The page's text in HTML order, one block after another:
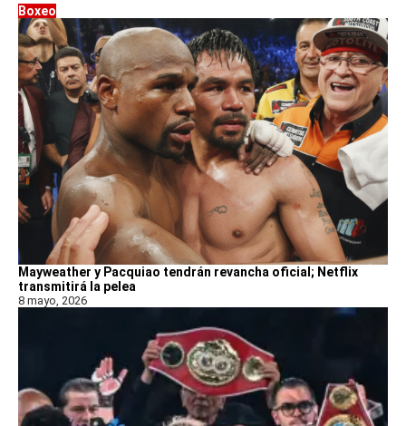
Boxeo
Mayweather y Pacquiao tendrán revancha oficial; Netflix
transmitirá la pelea
8 mayo, 2026